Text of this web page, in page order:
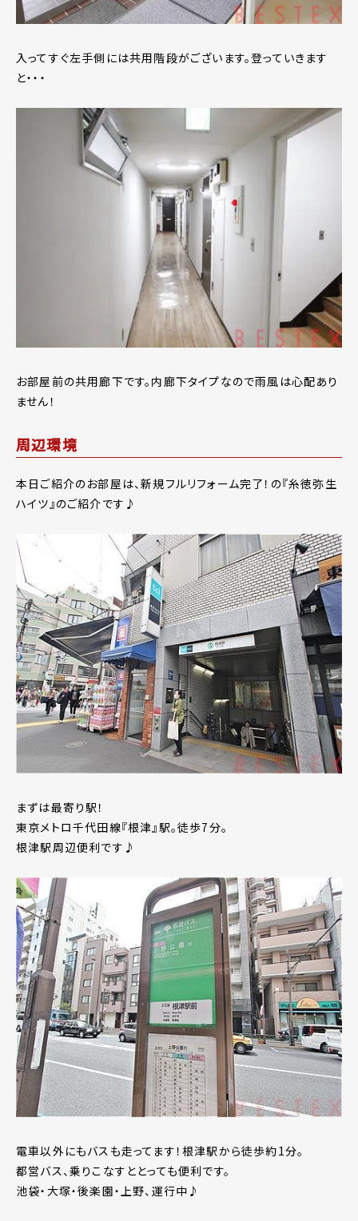
入ってすぐ左手側には共用階段がございます。登っていきます
と・・・
お部屋前の共用廊下です。内廊下タイプなので雨風は心配あり
ません！
周辺環境
本日ご紹介のお部屋は、新規フルリフォーム完了！の『糸徳弥生
ハイツ』のご紹介です♪
まずは最寄り駅！
東京メトロ千代田線『根津』駅。徒歩7分。
根津駅周辺便利です♪
電車以外にもバスも走ってます！根津駅から徒歩約1分。
都営バス、乗りこなすととっても便利です。
池袋・大塚・後楽園・上野、運行中♪